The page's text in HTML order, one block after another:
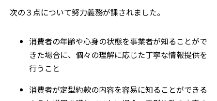
次の３点について努力義務が課されました。
消費者の年齢や心身の状態を事業者が知ることがで
きた場合に、個々の理解に応じた丁寧な情報提供を
行うこと
消費者が定型約款の内容を容易に知ることができる